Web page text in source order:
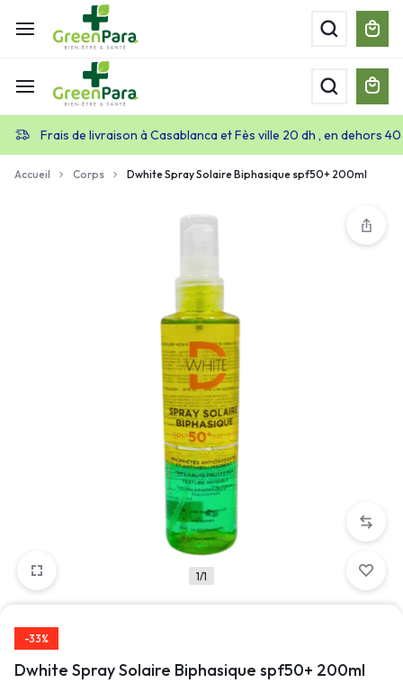
Frais de livraison à Casablanca et Fès ville 20 dh , en dehors
Accueil Corps Dwhite Spray Solaire Biphasique spf50+ 200ml
1/1
-33%
Dwhite Spray Solaire Biphasique spf50+ 200ml